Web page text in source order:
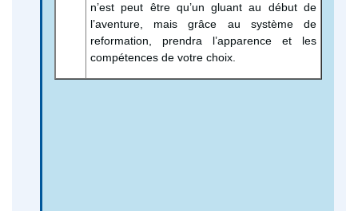
n’est peut être qu’un gluant au début de
l’aventure, mais grâce au système de
reformation, prendra l’apparence et les
compétences de votre choix.